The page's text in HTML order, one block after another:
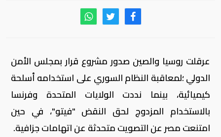
عرقلت روسيا والصين صدور مشروع قرار بمجلس الأمن
الدولي ؛لمعاقبة النظام السوري على استخدامه أسلحة
كيميائية، بينما نددت الولايات المتحدة وفرنسا
بالاستخدام المزدوج لحق النقض "فيتو"، في حين
امتنعت مصر عن التصويت متحدثة عن اتهامات جزافية.